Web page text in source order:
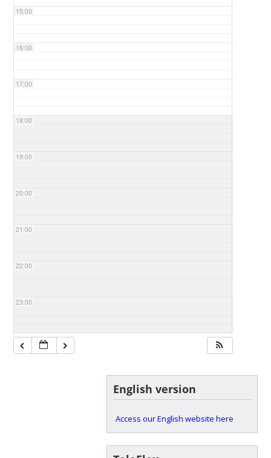
15:00
16:00
17:00
18:00
19:00
20:00
21:00
22:00
23:00
English version
Access our English website here